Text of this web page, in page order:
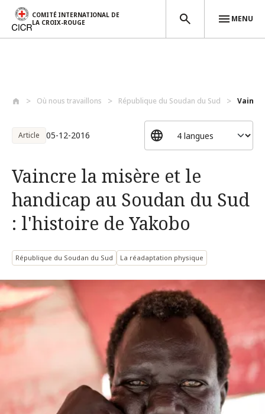
COMITÉ INTERNATIONAL DE
LA CROIX-ROUGE
MENU
Où nous travaillons République du Soudan du Sud
Article 05-12-2016
Vaincre la misère et le
handicap au Soudan du Sud
: l'histoire de Yakobo
République du Soudan du Sud La réadaptation physique